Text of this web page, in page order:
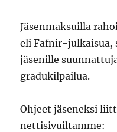
Jäsenmaksuilla
eli Fafnir-julkaisua,
jäsenille
gradukilpailua.
Ohjeet jäseneksi
nettisivuiltamme: